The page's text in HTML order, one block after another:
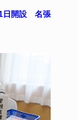
日開設 名張